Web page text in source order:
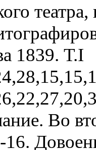
1839. Т.I
Во
16.